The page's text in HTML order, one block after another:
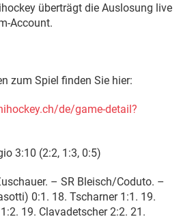
überträgt die Auslosung live
Account.
zum Spiel finden Sie hier:
de/game-detail?
3:10 (2:2, 1:3, 0:5)
– SR Bleisch/Coduto. –
0:1. 18. Tscharner 1:1. 19.
19. Clavadetscher 2:2. 21.